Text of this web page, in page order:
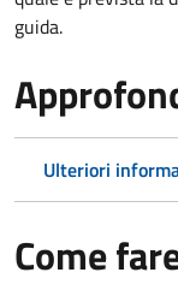
guida.
Ulteriori
Come